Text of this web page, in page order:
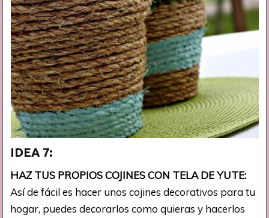
IDEA 7:
HAZ TUS PROPIOS COJINES CON TELA DE YUTE:
Así de fácil es hacer unos cojines decorativos para tu
hogar, puedes decorarlos como quieras y hacerlos